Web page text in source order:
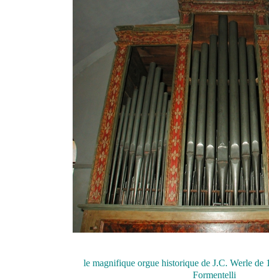
le magnifique orgue historique de J.C. Werle de
Formentelli